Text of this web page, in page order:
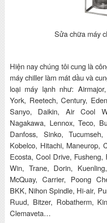
Sửa chữa máy
Hiện nay chúng tôi cung là
máy chiller làm mát dầu và
loại máy lạnh như:
York, Reetech, Century,
Sanyo, Daikin, Air Cool
Nagakawa, Lennox, Teco,
Danfoss, Sinko,
Kobelco, Hitachi, Maneurop,
Ecosta, Cool Drive,
Win, Trane, Dorin,
McQuay, Carrier, Poong
BKK, Nihon Spindle, Hi-air,
Ruud, Bitzer, Robatherm,
Clemaveta…